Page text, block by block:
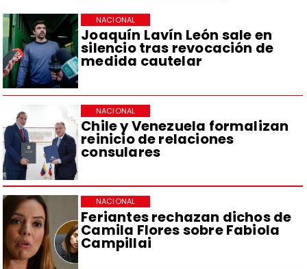
Joaquín Lavín León sale en
silencio tras revocación de
medida cautelar
NACIONAL
Chile y Venezuela formalizan
reinicio de relaciones
consulares
NACIONAL
Feriantes rechazan dichos de
Camila Flores sobre Fabiola
Campillai
NACIONAL